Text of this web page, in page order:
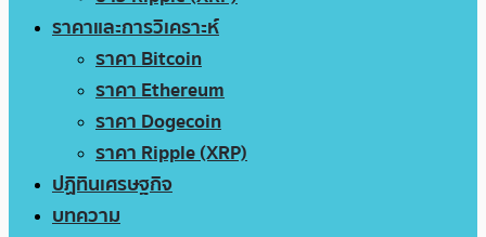
ราคาและการวิเคราะห์
ราคา Bitcoin
ราคา Ethereum
ราคา Dogecoin
ราคา Ripple (XRP)
ปฏิทินเศรษฐกิจ
บทความ